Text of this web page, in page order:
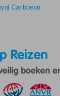
Caribbean
Reizen
boeken